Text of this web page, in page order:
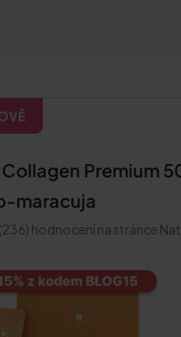
Premium
maracuja
(236) hodnocení na stránce